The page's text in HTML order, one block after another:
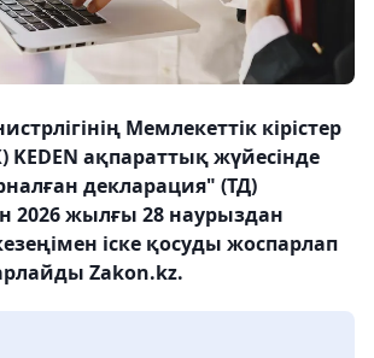
Мемлекеттік кірістер
KEDEN ақпараттық жүйесінде
декларация" (ТД)
2026 жылғы 28 наурыздан
іске қосуды жоспарлап
Zakon.kz.